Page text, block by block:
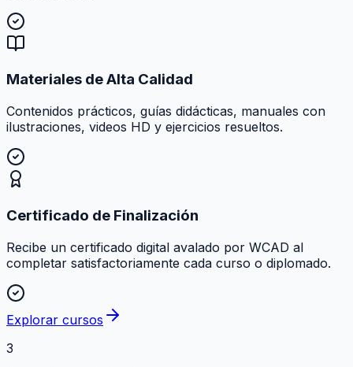
Materiales de Alta Calidad
Contenidos prácticos, guías didácticas, manuales con
ilustraciones, videos HD y ejercicios resueltos.
Certificado de Finalización
Recibe un certificado digital avalado por WCAD al
completar satisfactoriamente cada curso o diplomado.
Explorar cursos
3